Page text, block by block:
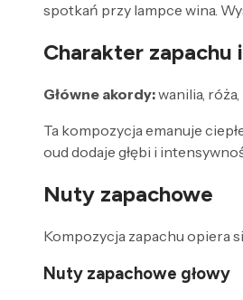
spotkań przy lampce wina.
Charakter zapachu
Główne akordy:wanilia,
Ta kompozycja emanuje
oud dodaje głębi i
Nuty zapachowe
Kompozycja zapachu opiera
Nuty zapachowe głowy